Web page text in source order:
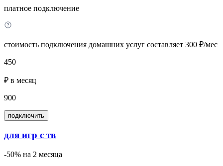
платное подключение
стоимость подключения домашних услуг составляет 300 ₽/мес
450
₽ в месяц
900
подключить
для игр с тв
-50% на 2 месяца